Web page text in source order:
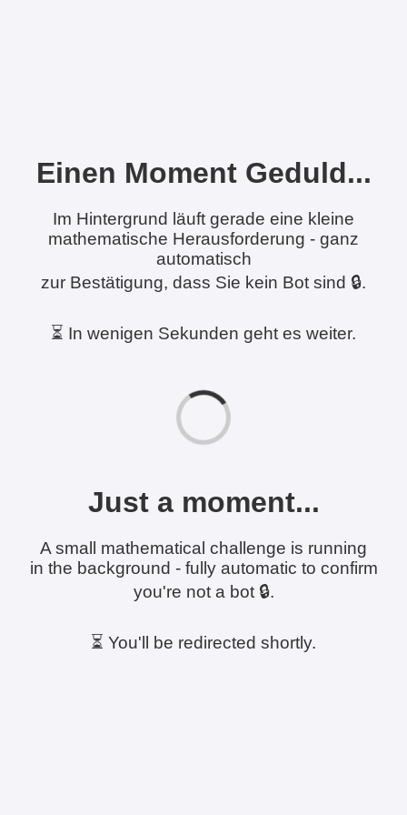
Einen Moment Geduld...
Im Hintergrund läuft gerade eine kleine
mathematische Herausforderung - ganz
automatisch
zur Bestätigung, dass Sie kein Bot sind 🔒.
⏳ In wenigen Sekunden geht es weiter.
Just a moment...
A small mathematical challenge is running
in the background - fully automatic to confirm
you're not a bot 🔒.
⏳ You'll be redirected shortly.